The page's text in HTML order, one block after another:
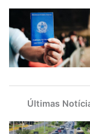
Últimas